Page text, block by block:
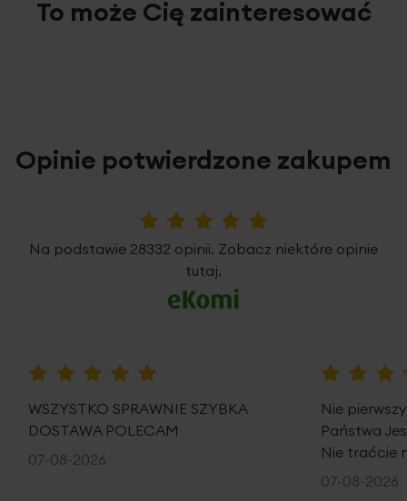
To może Cię zainteresować
Opinie potwierdzone zakupem
Na podstawie 28332 opinii. Zobacz niektóre opinie
tutaj.
WSZYSTKO SPRAWNIE SZYBKA
DOSTAWA POLECAM
07-08-2026
Nie
Państwa
Nie traćcie
07-08-2026